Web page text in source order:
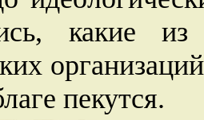
какие из
пекутся.